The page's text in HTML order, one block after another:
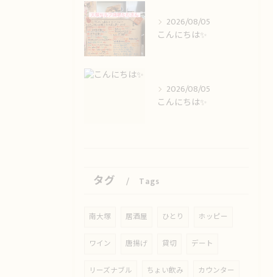
2026/08/05
こんにちは✨️
2026/08/05
こんにちは✨️
タグ Tags
南大塚 居酒屋 ひとり ホッピー
ワイン 唐揚げ 貸切 デート
リーズナブル ちょい飲み カウンター